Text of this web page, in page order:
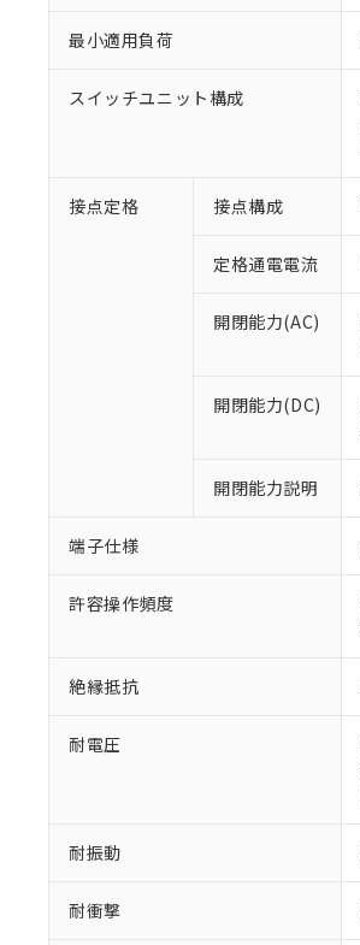
最小適用負荷
スイッチユニット構成
接点定格 接点構成
定格通電電流
開閉能力(AC)
開閉能力(DC)
開閉能力説明
端子仕様
許容操作頻度
絶縁抵抗
耐電圧
耐振動
耐衝撃